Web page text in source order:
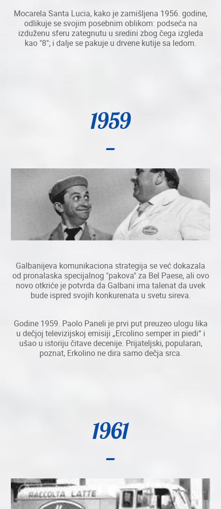
Mocarela Santa Lucia, kako je zamišljena 1956. godine,
odlikuje se svojim posebnim oblikom: podseća na
izduženu sferu zategnutu u sredini zbog čega izgleda
kao "8"; i dalje se pakuje u drvene kutije sa ledom.
1959
Galbanijeva komunikaciona strategija se već dokazala
od pronalaska specijalnog "pakova" za Bel Paese, ali ovo
novo otkriće je potvrda da Galbani ima talenat da uvek
bude ispred svojih konkurenata u svetu sireva.
Godine 1959. Paolo Paneli je prvi put preuzeo ulogu lika
u dečjoj televizijskoj emisiji „Ercolino semper in piedi“ i
ušao u istoriju čitave decenije. Prijateljski, popularan,
poznat, Erkolino ne dira samo dečja srca.
1961